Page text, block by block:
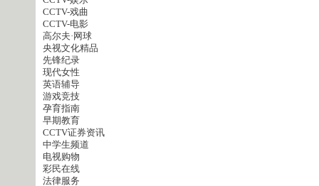
CCTV-戏曲
CCTV-电影
高尔夫·网球
央视文化精品
先锋纪录
现代女性
英语辅导
游戏竞技
孕育指南
早期教育
CCTV证券资讯
中学生频道
电视购物
彩民在线
法律服务